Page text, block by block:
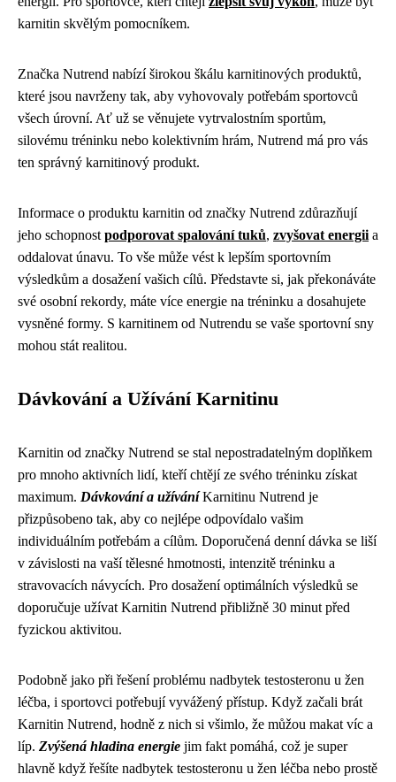
karnitin skvělým pomocníkem.
Značka Nutrend nabízí širokou škálu karnitinových produktů,
které jsou navrženy tak, aby vyhovovaly potřebám sportovců
všech úrovní. Ať už se věnujete vytrvalostním sportům,
silovému tréninku nebo kolektivním hrám, Nutrend má pro vás
ten správný karnitinový produkt.
Informace o produktu karnitin od značky Nutrend zdůrazňují
jeho schopnost podporovat spalování tuků, zvyšovat energii a
oddalovat únavu. To vše může vést k lepším sportovním
výsledkům a dosažení vašich cílů. Představte si, jak překonáváte
své osobní rekordy, máte více energie na tréninku a dosahujete
vysněné formy. S karnitinem od Nutrendu se vaše sportovní sny
mohou stát realitou.
Dávkování a Užívání Karnitinu
Karnitin od značky Nutrend se stal nepostradatelným doplňkem
pro mnoho aktivních lidí, kteří chtějí ze svého tréninku získat
maximum. Dávkování a užíváníKarnitinu Nutrend je
přizpůsobeno tak, aby co nejlépe odpovídalo vašim
individuálním potřebám a cílům. Doporučená denní dávka se liší
v závislosti na vaší tělesné hmotnosti, intenzitě tréninku a
stravovacích návycích. Pro dosažení optimálních výsledků se
doporučuje užívat Karnitin Nutrend přibližně 30 minut před
fyzickou aktivitou.
Podobně jako při řešení problému nadbytek testosteronu u žen
léčba, i sportovci potřebují vyvážený přístup. Když začali brát
Karnitin Nutrend, hodně z nich si všimlo, že můžou makat víc a
líp. Zvýšená hladina energie jim fakt pomáhá, což je super
hlavně když řešíte nadbytek testosteronu u žen léčba nebo prostě